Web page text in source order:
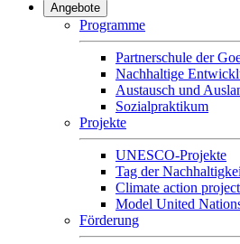
Angebote
Programme
Partnerschule der
Nachhaltige
Austausch und
Sozialpraktikum
Projekte
UNESCO-Projekte
Tag der
Climate action project
Model United
Förderung